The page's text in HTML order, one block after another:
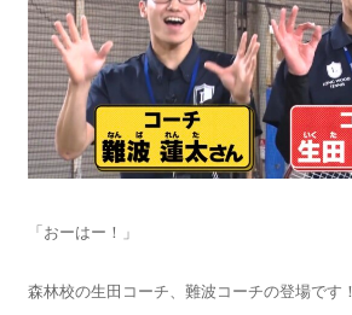
「おーはー！」
森林校の生田コーチ、難波コーチの登場です！